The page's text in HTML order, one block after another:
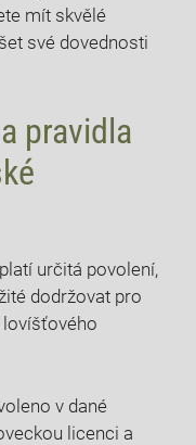
mít skvělé
své dovednosti
pravidla
určitá povolení,
‌dodržovat ⁤pro
v dané
licenci‍ a